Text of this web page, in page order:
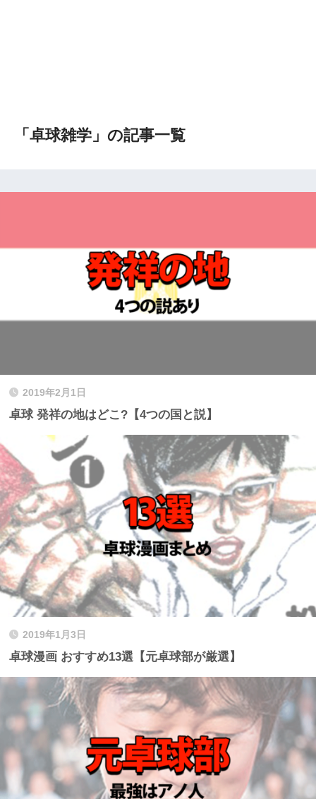
「卓球雑学」の記事一覧
2019年2月1日
卓球 発祥の地はどこ?【4つの国と説】
2019年1月3日
卓球漫画 おすすめ13選【元卓球部が厳選】